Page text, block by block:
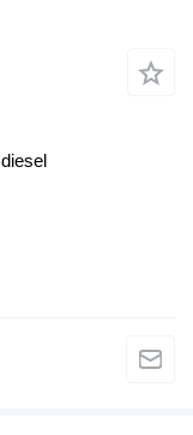
diesel